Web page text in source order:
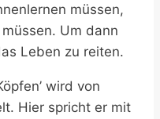
müssen,
Um dann
Leben zu reiten.
wird von
Hier spricht er mit